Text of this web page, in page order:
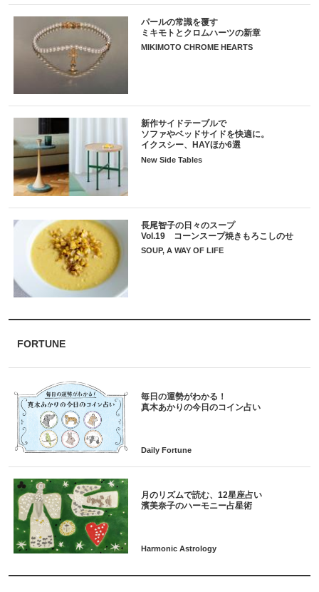
パールの常識を覆す
ミキモトとクロムハーツの新章
MIKIMOTO CHROME HEARTS
新作サイドテーブルで
ソファやベッドサイドを快適に。
イクスシー、HAYほか6選
New Side Tables
長尾智子の日々のスープ
Vol.19 コーンスープ焼きもろこしのせ
SOUP, A WAY OF LIFE
FORTUNE
毎日の運勢がわかる！
月のリズムで読む、12星座占い